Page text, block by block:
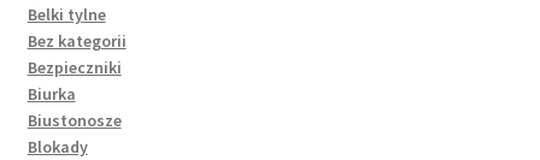
Belki tylne
Bez kategorii
Bezpieczniki
Biurka
Biustonosze
Blokady